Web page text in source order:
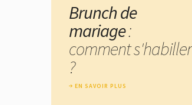
Brunch de
mariage:
comment s'habiller
?
EN SAVOIR PLUS